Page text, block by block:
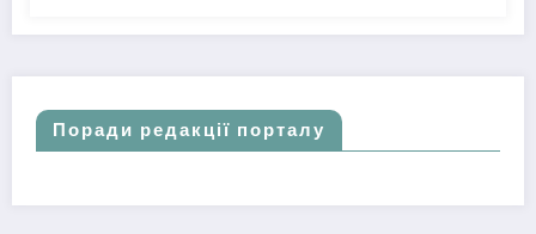
Поради редакції порталу